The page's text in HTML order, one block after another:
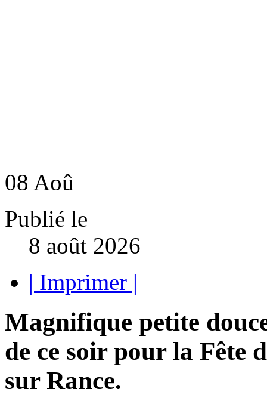
08 Aoû
Publié le
8 août 2026
| Imprimer |
Magnifique petite
de ce soir pour la Fête
sur Rance.